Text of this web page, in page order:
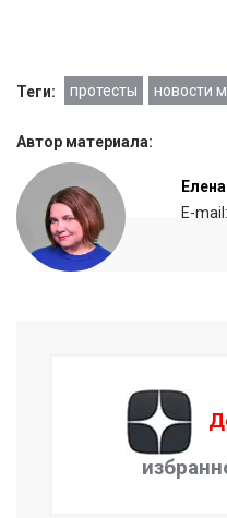
Теги: протесты новости
Автор материала:
E-